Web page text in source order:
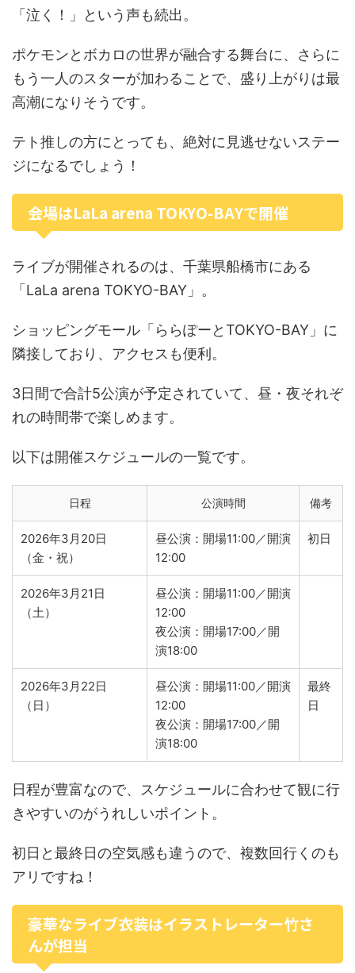
「泣く！」という声も続出。
ポケモンとボカロの世界が融合する舞台に、さらに
もう一人のスターが加わることで、盛り上がりは最
高潮になりそうです。
テト推しの方にとっても、絶対に見逃せないステー
ジになるでしょう！
会場はLaLa arena TOKYO-BAYで開催
ライブが開催されるのは、千葉県船橋市にある
「LaLa arena TOKYO-BAY」。
ショッピングモール「ららぽーとTOKYO-BAY」に
隣接しており、アクセスも便利。
3日間で合計5公演が予定されていて、昼・夜それぞ
れの時間帯で楽しめます。
以下は開催スケジュールの一覧です。
日程 公演時間 備考
2026年3月20日
（金・祝）
昼公演：開場11:00／開演
12:00
初日
2026年3月21日
（土）
昼公演：開場11:00／開演
12:00
夜公演：開場17:00／開
演18:00
2026年3月22日
（日）
昼公演：開場11:00／開演
12:00
夜公演：開場17:00／開
演18:00
最終
日
日程が豊富なので、スケジュールに合わせて観に行
きやすいのがうれしいポイント。
初日と最終日の空気感も違うので、複数回行くのも
アリですね！
豪華なライブ衣装はイラストレーター竹さ
んが担当